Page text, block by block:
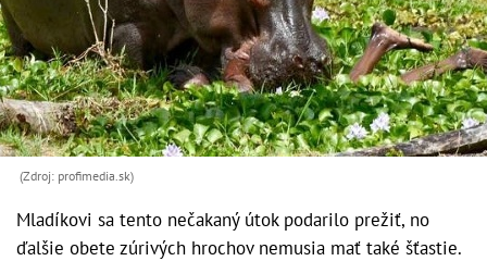
(Zdroj: profimedia.sk)
Mladíkovi sa tento nečakaný útok podarilo prežiť, no
ďalšie obete zúrivých hrochov nemusia mať také šťastie.